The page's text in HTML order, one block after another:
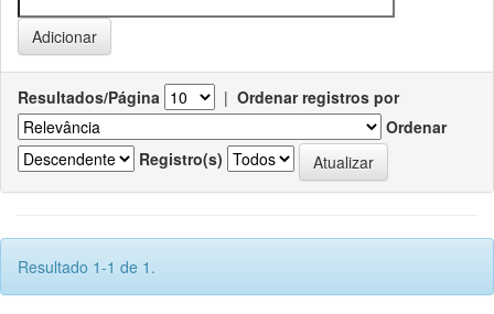
Resultados/Página | Ordenar registros por
Ordenar
Registro(s)
Resultado 1-1 de 1.